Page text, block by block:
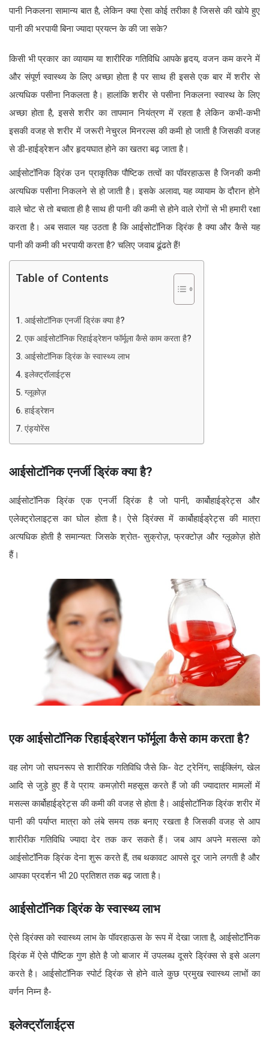
पानी निकलना सामान्य बात है, लेकिन क्या ऐसा कोई तरीका है जिससे की खोये हुए
पानी की भरपायी बिना ज्यादा प्रयत्न के की जा सके?
किसी भी प्रकार का व्यायाम या शारीरिक गतिविधि आपके हृदय, वजन कम करने में
और संपूर्ण स्वास्थ्य के लिए अच्छा होता है पर साथ ही इससे एक बार में शरीर से
अत्यधिक पसीना निकलता है। हालांकि शरीर से पसीना निकलना स्वास्थ के लिए
अच्छा होता है, इससे शरीर का तापमान नियंत्रण में रहता है लेकिन कभी-कभी
इसकी वजह से शरीर में जरूरी नेचुरल मिनरल्स की कमी हो जाती है जिसकी वजह
से डी-हाईड्रेशन और हृदयघात होने का खतरा बढ़ जाता है।
आईसोटॉनिक ड्रिंक उन प्राकृतिक पौष्टिक तत्वों का पॉवरहाऊस है जिनकी कमी
अत्यधिक पसीना निकलने से हो जाती है। इसके अलावा, यह व्यायाम के दौरान होने
वाले चोट से तो बचाता ही है साथ ही पानी की कमी से होने वाले रोगों से भी हमारी रक्षा
करता है। अब सवाल यह उठता है कि आईसोटॉनिक ड्रिंक है क्या और कैसे यह
पानी की कमी की भरपायी करता है? चलिए जवाब ढूंढते हैं!
Table of Contents
आईसोटॉनिक एनर्जी ड्रिंक क्या है?
एक आईसोटॉनिक रिहाईड्रेशन फॉर्मूला कैसे काम करता है?
आईसोटॉनिक ड्रिंक के स्वास्थ्य लाभ
इलेक्ट्रॉलाईट्स
ग्लूकोज़
हाईड्रेशन
एंड्योरेंस
आईसोटॉनिक एनर्जी ड्रिंक क्या है?
आईसोटॉनिक ड्रिंक एक एनर्जी ड्रिंक है जो पानी, कार्बोहाईड्रेट्स और
एलेक्ट्रोलाइट्स का घोल होता है। ऐसे ड्रिंक्स में कार्बोहाईड्रेट्स की मात्रा
अत्यधिक होती है समान्यत: जिसके श्रोत- सुक्रोज़, फ्रक्टोज़ और ग्लूकोज़ होते
हैं।
एक आईसोटॉनिक रिहाईड्रेशन फॉर्मूला कैसे काम करता है?
वह लोग जो सघनरूप से शारीरिक गतिविधि जैसे कि- वेट ट्रेनिंग, साईक्लिंग, खेल
आदि से जुड़े हुए हैं वे प्राय: कमज़ोरी महसूस करते हैं जो की ज्यादातर मामलों में
मसल्स कार्बोहाईड्रेट्स की कमी की वजह से होता है। आईसोटॉनिक ड्रिंक शरीर में
पानी की पर्याप्त मात्रा को लंबे समय तक बनाए रखता है जिसकी वजह से आप
शारीरीक गतिविधि ज्यादा देर तक कर सकते हैं। जब आप अपने मसल्स को
आईसोटॉनिक ड्रिंक देना शुरू करते हैं, तब थकावट आपसे दूर जाने लगती है और
आपका प्रदर्शन भी 20 प्रतिशत तक बढ़ जाता है।
आईसोटॉनिक ड्रिंक के स्वास्थ्य लाभ
ऐसे ड्रिंक्स को स्वास्थ्य लाभ के पॉवरहाऊस के रूप में देखा जाता है, आईसोटॉनिक
ड्रिंक में ऐसे पौष्टिक गुण होते है जो बाजार में उपलब्ध दूसरे ड्रिंक्स से इसे अलग
करते है। आईसोटॉनिक स्पोर्ट ड्रिंक से होने वाले कुछ प्रमुख स्वास्थ्य लाभों का
वर्णन निम्न है-
इलेक्ट्रॉलाईट्स